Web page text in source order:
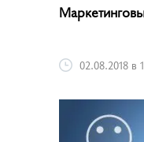
02.08.2018 в